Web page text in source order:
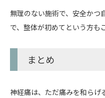
無理のない施術で、安全かつ
で、整体が初めてという方も
まとめ
神経痛は、ただ痛みを和らげ